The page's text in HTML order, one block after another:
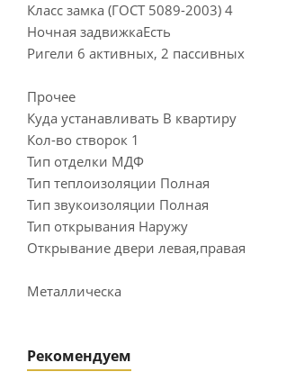
Класс замка (ГОСТ 5089-2003) 4
Ночная задвижкаЕсть
Ригели 6 активных, 2 пассивных
Прочее
Куда устанавливать В квартиру
Кол-во створок 1
Тип отделки МДФ
Тип теплоизоляции Полная
Тип звукоизоляции Полная
Тип открывания Наружу
Открывание двери левая,правая
Металлическа
Рекомендуем